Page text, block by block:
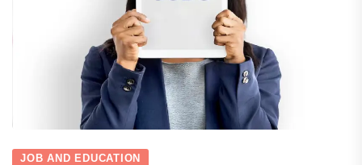
JOB AND EDUCATION